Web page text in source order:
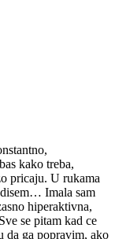
kako treba,
pricaju. U rukama
Imala sam
hiperaktivna,
se pitam kad ce
da ga popravim, ako